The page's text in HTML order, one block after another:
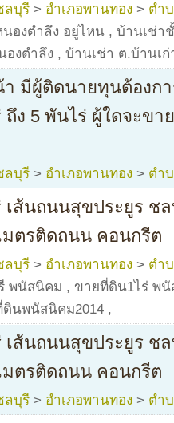
ลบุรี > อำเภอพานทอง > ตำ
องตำลึง อยู่ไหน , บ้านเช่า
งตำลึง , บ้านเช่า ต.บ้านเก่
มีผู้ติดนายทุนต้องก
ถึง 5 พันไร่ ผู้ใดจะข
ลบุรี > อำเภอพานทอง > ตำ
เส้นถนนสุขประยูร ช
มตรติดถนน คอนกรีต
ลบุรี > อำเภอพานทอง > ตำ
พนัสนิคม , ขายที่ดิน1ไร่ พ
นพนัสนิคม2014 ,
เส้นถนนสุขประยูร ช
มตรติดถนน คอนกรีต
ลบุรี > อำเภอพานทอง > ตำ